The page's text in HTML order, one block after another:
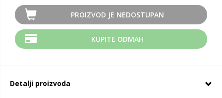
PROIZVOD JE NEDOSTUPAN
KUPITE ODMAH
Detalji proizvoda